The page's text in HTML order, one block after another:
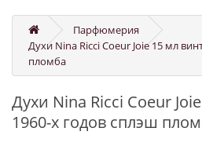
Парфюмерия
Духи Nina Ricci Coeur Joie 15 мл
пломба
Духи Nina Ricci Coeur
1960-х годов сплэш